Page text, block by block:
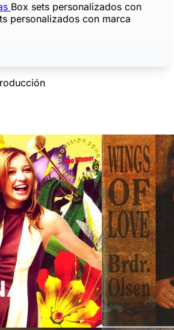
Box sets personalizados con
personalizados con marca